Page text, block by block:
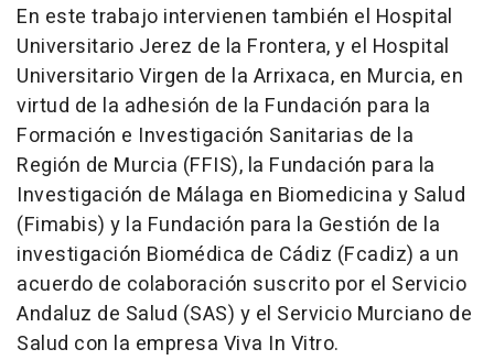
En este trabajo intervienen también el Hospital
Universitario Jerez de la Frontera, y el Hospital
Universitario Virgen de la Arrixaca, en Murcia, en
virtud de la adhesión de la Fundación para la
Formación e Investigación Sanitarias de la
Región de Murcia (FFIS), la Fundación para la
Investigación de Málaga en Biomedicina y Salud
(Fimabis) y la Fundación para la Gestión de la
investigación Biomédica de Cádiz (Fcadiz) a un
acuerdo de colaboración suscrito por el Servicio
Andaluz de Salud (SAS) y el Servicio Murciano de
Salud con la empresa Viva In Vitro.